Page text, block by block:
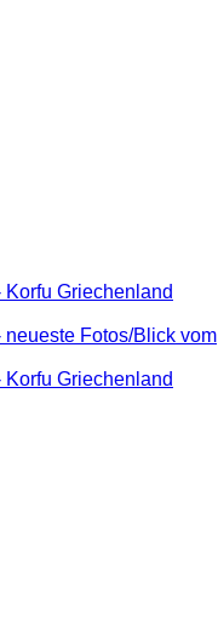
Griechenland
Fotos/Blick vom
Griechenland